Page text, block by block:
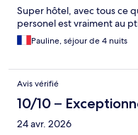
Super hôtel, avec tous ce
personel est vraiment au
Pauline, séjour de 4 nuits
Avis vérifié
10/10 –
24 avr. 2026